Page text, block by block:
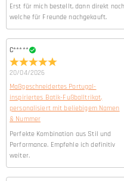
Erst für mich bestellt, dann direkt noch
welche für Freunde nachgekauft.
C*****
20/04/2026
Maßgeschneidertes Portugal-
inspiriertes Batik-Fußballtrikot,
personalisiert mit beliebigem Namen
& Nummer
Perfekte Kombination aus Stil und
Performance. Empfehle ich definitiv
weiter.